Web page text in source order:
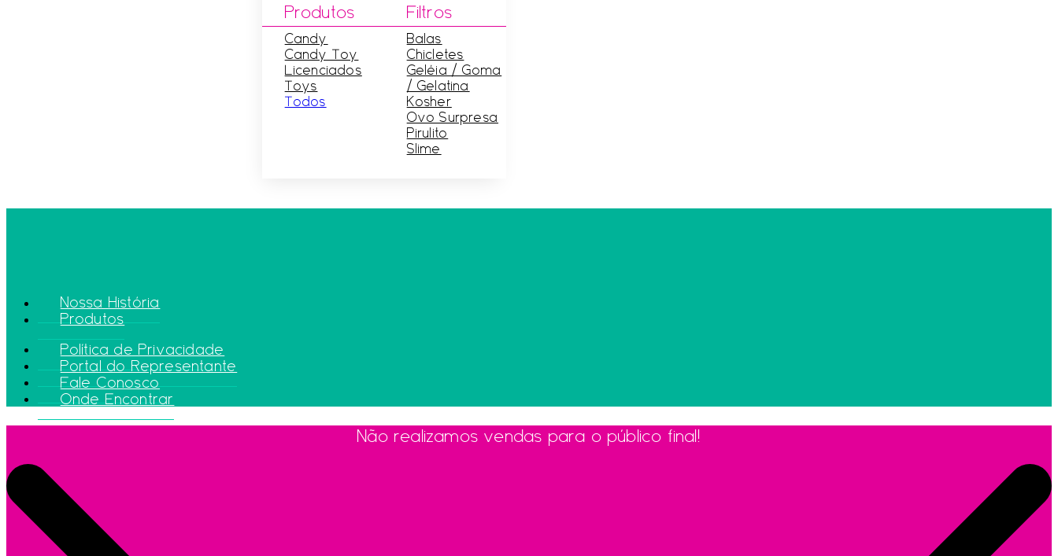
Produtos
Candy
Candy Toy
Licenciados
Toys
Todos
Filtros
Balas
Chicletes
Geléia / Goma
/ Gelatina
Kosher
Ovo Surpresa
Pirulito
Slime
Nossa História
Produtos
Política de Privacidade
Portal do Representante
Fale Conosco
Onde Encontrar
Não realizamos vendas para o público final!